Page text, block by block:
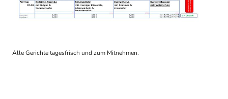
Alle Gerichte tagesfrisch und zum Mitnehmen.